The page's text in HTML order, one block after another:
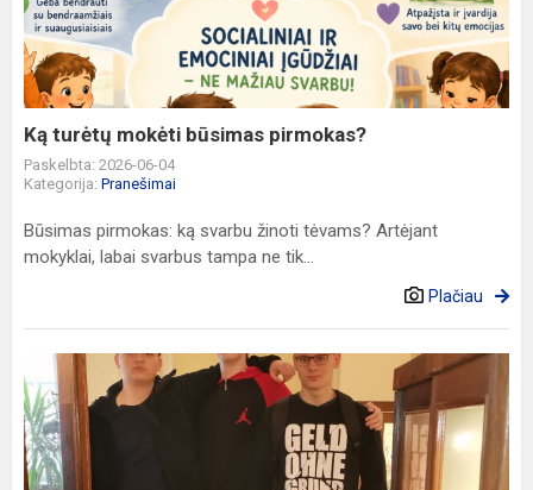
būsimas
pirmokas?
Ką turėtų mokėti būsimas pirmokas?
Paskelbta: 2026-06-04
Kategorija: Pranešimai
Būsimas pirmokas: ką svarbu žinoti tėvams? Artėjant
mokyklai, labai svarbus tampa ne tik...
Plačiau
Pamoka
be
sienų
Kaune